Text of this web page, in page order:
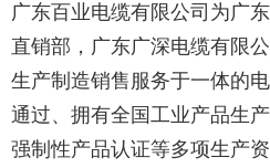
广东百业电缆有限公司为广东
直销部， 广东广深电缆有限
生产制造销售服务于一体的
通过、拥有全国工业产品生
强制性产品认证等多项生产